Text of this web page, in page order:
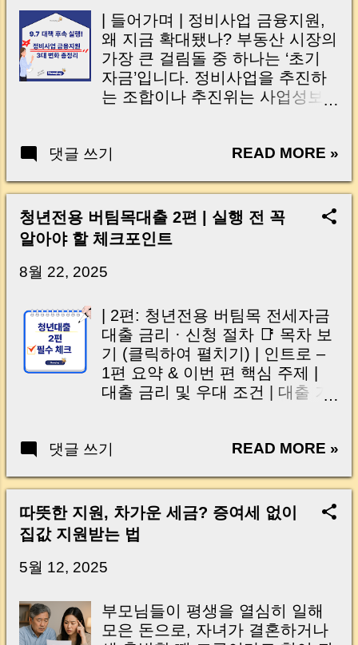
이는 가장 긴장되는 순간 입니다. 실제로 제가
중개 현장에서 겪었던 일입니다. 금요일 오후 3
시, 이체 한도에 막혀 송금이 멈췄고 그 자리에
서 계약이 무산될 뻔한 아찔한 상황이 있었습니
다. 또 어떤 분은 이렇게 말씀하십니다. “내 대출
인데 왜 내 통장으로 안 들어오죠?” “매도인이 대
사실은 ‘구조’를 몰라서 생기는 걱정입니다. 그래
서 오늘은 잔금일에 실제로 돈이 어떻게 움직이
는지, 왜 사고가 나는지, 그리고 무엇을 꼭 준비
드리겠습니다. 이 글 하나만 제대로 이해하시면,
잔금일이 더 이상 두려운 날이 아니라 “내 집을
Introduction (Tap to expand) Have you ever
| 들어가며 | 정비사업 금융지원,
왜 지금 확대됐나? 부동산 시장의
가장 큰 걸림돌 중 하나는 ‘초기
자금’입니다. 정비사업을 추진하
는 조합이나 추진위는 사업성보
런 현장의 목소리에 응답했습니
속조치 로, 주택도시기금의 융자
한도와 금리를 대폭 조정 하며 정
비사업의 숨통을 틔우는 지원책
을 내놓았어요. 초기자금 대출부
터 이주자 전세자금, 그리고 가로
변화는 단순한 금융지원이 아니
라 “멈춰있던 정비사업을 다시 움
직이게 하는 동력”으로 평가받고
있습니다. 오늘 글에서는 이번 조
치가 어떤 의미를 가지는지, 그리
고 실제로 어떤 변화가 생기는지
Introduction | Why expand
financial support now? One of
the biggest obstacles in urban
initial capital . Many
reconstruction and
financial pressure long before
issue. To address this, the
government announced a major
댓글 쓰기 READ MORE »
청년전용 버팀목대출 2편 | 실행 전 꼭
알아야 할 체크포인트
8월 22, 2025
| 2편: 청년전용 버팀목 전세자금
대출 금리 · 신청 절차 📑 목차 보
기 (클릭하여 펼치기) | 인트로 –
1편 요약 & 이번 편 핵심 주제 |
대출 금리 및 우대 조건 | 대출 기
철회·상환 유의사항 | 자주 묻는
주거 안정 메시지 📑 English
Table of Contents (click to
expand) | Introduction – Recap
of Part 1 & focus of this guide |
Loan Interest Rates &
Duration & Repayment Options |
Guarantee & Collateral
Conditions | Application Process
댓글 쓰기 READ MORE »
따뜻한 지원, 차가운 세금? 증여세 없이
집값 지원받는 법
5월 12, 2025
부모님들이 평생을 열심히 일해
모은 돈으로, 자녀가 결혼하거나